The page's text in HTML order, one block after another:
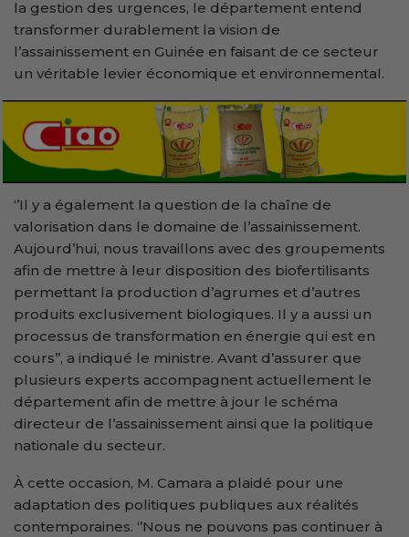
la gestion des urgences, le département entend
transformer durablement la vision de
l’assainissement en Guinée en faisant de ce secteur
un véritable levier économique et environnemental.
‘’Il y a également la question de la chaîne de
valorisation dans le domaine de l’assainissement.
Aujourd’hui, nous travaillons avec des groupements
afin de mettre à leur disposition des biofertilisants
permettant la production d’agrumes et d’autres
produits exclusivement biologiques. Il y a aussi un
processus de transformation en énergie qui est en
cours’’, a indiqué le ministre. Avant d’assurer que
plusieurs experts accompagnent actuellement le
département afin de mettre à jour le schéma
directeur de l’assainissement ainsi que la politique
nationale du secteur.
À cette occasion, M. Camara a plaidé pour une
adaptation des politiques publiques aux réalités
contemporaines. ‘’Nous ne pouvons pas continuer à